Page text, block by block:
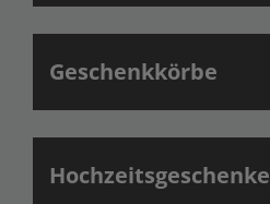
Geschenkkörbe
Hochzeitsgeschenke